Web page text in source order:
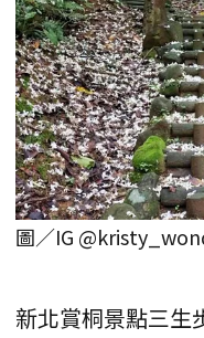
圖／IG
新北賞桐景點三生